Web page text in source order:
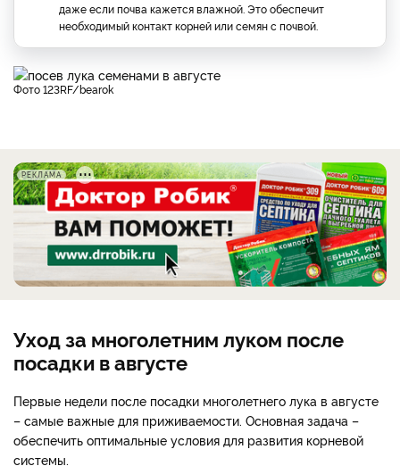
даже если почва кажется влажной. Это обеспечит
необходимый контакт корней или семян с почвой.
фото 123RF/bearok
РЕКЛАМА
Уход за многолетним луком после
посадки в августе
Первые недели после посадки многолетнего лука в августе
– самые важные для приживаемости. Основная задача –
обеспечить оптимальные условия для развития корневой
системы.